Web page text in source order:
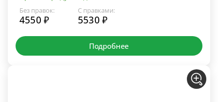
Без правок:
4550 ₽
С правками:
5530 ₽
Подробнее